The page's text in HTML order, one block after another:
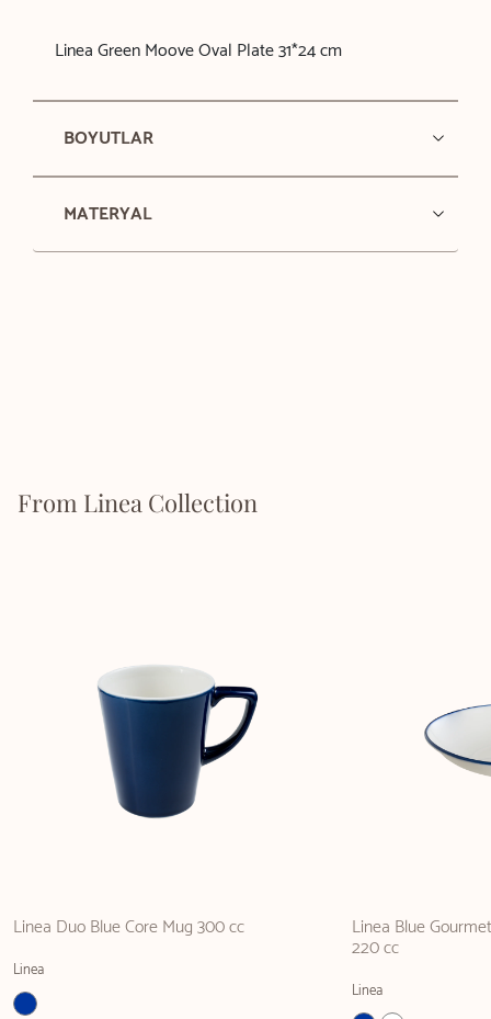
Linea Green Moove Oval Plate 31*24 cm
BOYUTLAR
MATERYAL
From Linea Collection
Linea Duo Blue Core Mug 300 cc
Linea
Linea Blue
220 cc
Linea